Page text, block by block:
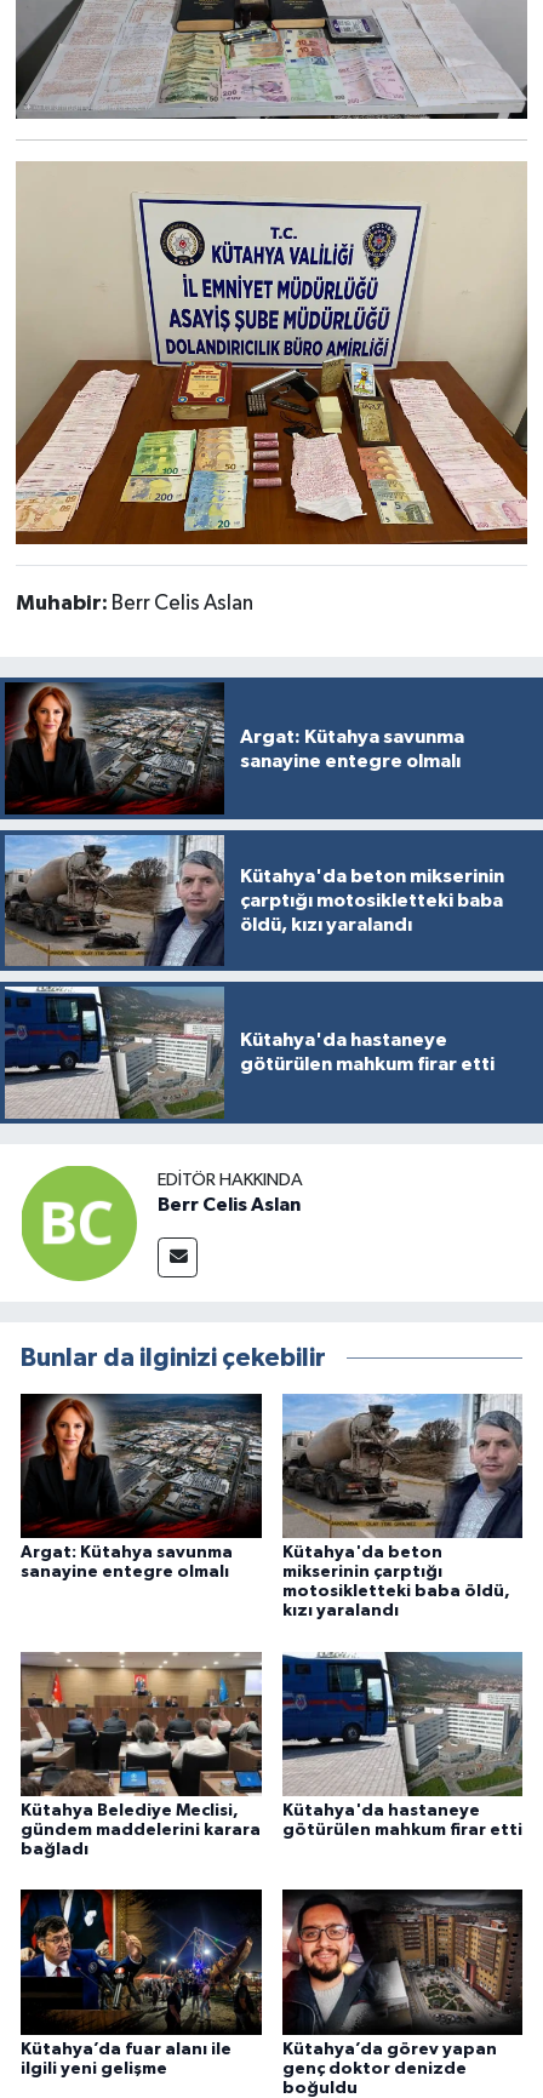
Muhabir: Berr Celis Aslan
Argat: Kütahya savunma
sanayine entegre olmalı
Kütahya'da beton mikserinin
çarptığı motosikletteki baba
öldü, kızı yaralandı
Kütahya'da hastaneye
götürülen mahkum firar etti
EDITÖR HAKKINDA
Berr Celis Aslan
Bunlar da ilginizi çekebilir
Argat: Kütahya savunma
sanayine entegre olmalı
Kütahya'da beton
mikserinin çarptığı
motosikletteki baba öldü,
kızı yaralandı
Kütahya Belediye Meclisi,
gündem maddelerini karara
bağladı
Kütahya'da hastaneye
götürülen mahkum firar etti
Kütahya’da fuar alanı ile
ilgili yeni gelişme
Kütahya’da görev yapan
genç doktor denizde
boğuldu